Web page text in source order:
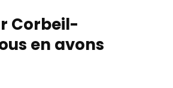
Corbeil-
en avons